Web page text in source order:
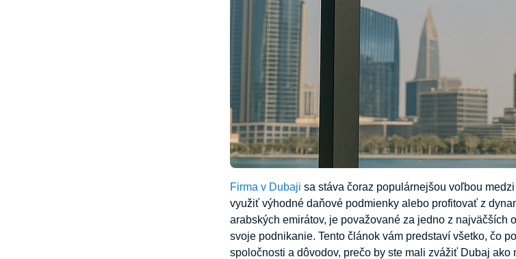
Firma v Dubaji sa stáva čoraz populárnejšou voľbou
využiť výhodné daňové podmienky alebo profitovať z
arabských emirátov, je považované za jedno z najväčších
svoje podnikanie. Tento článok vám predstaví všetko, čo
spoločnosti a dôvodov, prečo by ste mali zvážiť Dubaj ako